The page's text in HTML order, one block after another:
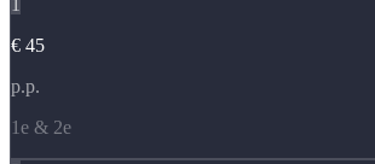
€ 45
p.p.
1e & 2e